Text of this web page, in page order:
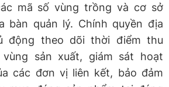
mã số vùng trồng và cơ sở
bàn quản lý. Chính quyền địa
động theo dõi thời điểm thu
sản xuất, giám sát hoạt
các đơn vị liên kết, bảo đảm